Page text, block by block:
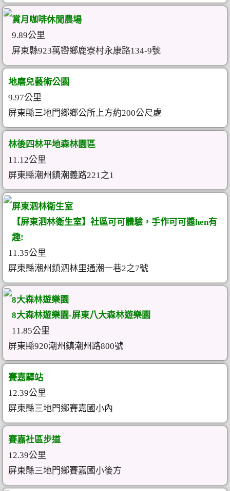
賞月咖啡休閒農場
9.89公里
屏東縣923萬巒鄉鹿寮村永康路134-9號
地磨兒藝術公園
9.97公里
屏東縣三地門鄉鄉公所上方約200公尺處
林後四林平地森林園區
11.12公里
屏東縣潮州鎮潮義路221之1
屏東泗林衛生室
【屏東泗林衛生室】社區可可體驗，手作可可醬hen有
趣!
11.35公里
屏東縣潮州鎮泗林里通潮一巷2之7號
8大森林遊樂園
8大森林遊樂園-屏東八大森林遊樂園
11.85公里
屏東縣920潮州鎮潮州路800號
賽嘉驛站
12.39公里
屏東縣三地門鄉賽嘉國小內
賽嘉社區步道
12.39公里
屏東縣三地門鄉賽嘉國小後方